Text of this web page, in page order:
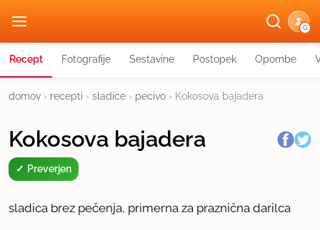
G
Recept Fotografije Sestavine Postopek Opombe
domov › recepti › sladice › pecivo › Kokosova bajadera
Kokosova bajadera
Preverjen
sladica brez pečenja, primerna za praznična darilca